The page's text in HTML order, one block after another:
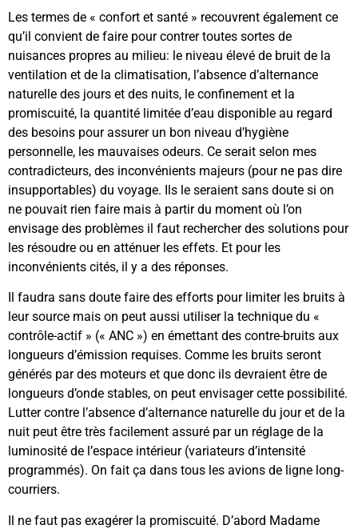
Les termes de « confort et santé » recouvrent également ce
qu’il convient de faire pour contrer toutes sortes de
nuisances propres au milieu: le niveau élevé de bruit de la
ventilation et de la climatisation, l’absence d’alternance
naturelle des jours et des nuits, le confinement et la
promiscuité, la quantité limitée d’eau disponible au regard
des besoins pour assurer un bon niveau d’hygiène
personnelle, les mauvaises odeurs. Ce serait selon mes
contradicteurs, des inconvénients majeurs (pour ne pas dire
insupportables) du voyage. Ils le seraient sans doute si on
ne pouvait rien faire mais à partir du moment où l’on
envisage des problèmes il faut rechercher des solutions pour
les résoudre ou en atténuer les effets. Et pour les
inconvénients cités, il y a des réponses.
Il faudra sans doute faire des efforts pour limiter les bruits à
leur source mais on peut aussi utiliser la technique du «
contrôle-actif » (« ANC ») en émettant des contre-bruits aux
longueurs d’émission requises. Comme les bruits seront
générés par des moteurs et que donc ils devraient être de
longueurs d’onde stables, on peut envisager cette possibilité.
Lutter contre l’absence d’alternance naturelle du jour et de la
nuit peut être très facilement assuré par un réglage de la
luminosité de l’espace intérieur (variateurs d’intensité
programmés). On fait ça dans tous les avions de ligne long-
courriers.
Il ne faut pas exagérer la promiscuité. D’abord Madame